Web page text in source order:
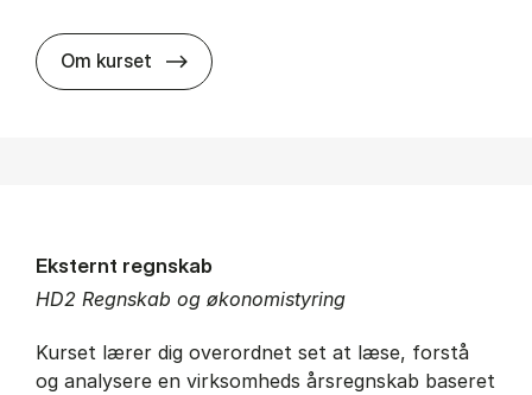
Om kurset about
HD2 Regnskab og økonomistyring
Eksternt regnskab
Kurset lærer dig overordnet set at læse, forstå
og analysere en virksomheds årsregnskab baseret